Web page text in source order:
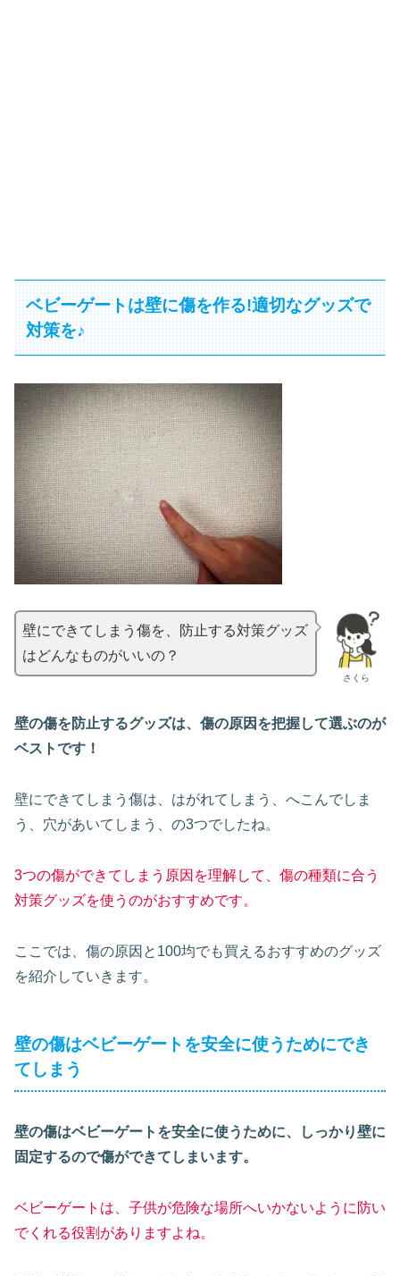
ベビーゲートは壁に傷を作る!適切なグッズで
対策を♪
さくら
壁にできてしまう傷を、防止する対策グッズ
はどんなものがいいの？
壁の傷を防止するグッズは、傷の原因を把握して選ぶのが
ベストです！
壁にできてしまう傷は、はがれてしまう、へこんでしま
う、穴があいてしまう、の3つでしたね。
3つの傷ができてしまう原因を理解して、傷の種類に合う
対策グッズを使うのがおすすめです。
ここでは、傷の原因と100均でも買えるおすすめのグッズ
を紹介していきます。
壁の傷はベビーゲートを安全に使うためにでき
てしまう
壁の傷はベビーゲートを安全に使うために、しっかり壁に
固定するので傷ができてしまいます。
ベビーゲートは、子供が危険な場所へいかないように防い
でくれる役割がありますよね。